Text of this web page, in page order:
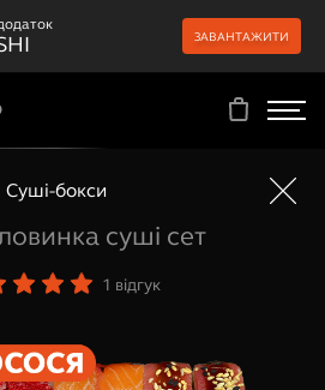
ЗАВАНТАЖИТИ
Суші-бокси
суші сет
1 відгук